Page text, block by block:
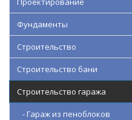
Фундаменты
Строительство
Строительство бани
Строительство гаража
- Гараж из пеноблоков